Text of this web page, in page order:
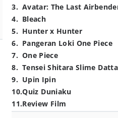
3. Avatar: The Last
4. Bleach
5. Hunter x Hunter
6. Pangeran Loki One Piece
7. One Piece
8. Tensei Shitara Slime
9. Upin Ipin
10.Quiz Duniaku
11.Review Film